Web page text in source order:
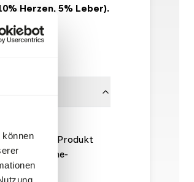
Herzen, 5% Leber).
Bei diesem Produkt
die Hygiene-